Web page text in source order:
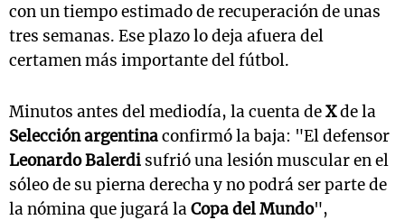
con un tiempo estimado de recuperación de unas
tres semanas. Ese plazo lo deja afuera del
certamen más importante del fútbol.
Minutos antes del mediodía, la cuenta deXde la
Selección argentinaconfirmó la baja: "El defensor
Leonardo Balerdi sufrió una lesión muscular en el
sóleo de su pierna derecha y no podrá ser parte de
la nómina que jugará laCopa del Mundo",